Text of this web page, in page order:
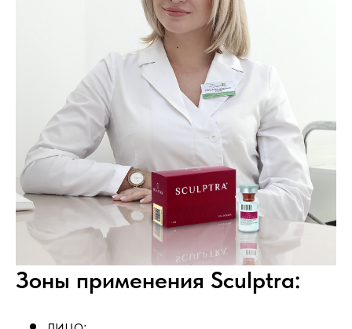
Зоны применения Sculptrа: